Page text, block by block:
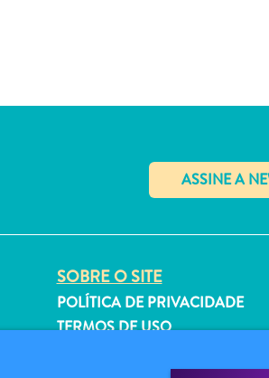
SOBRE O SITE
POLÍTICA DE PRIVACIDADE
TERMOS DE USO